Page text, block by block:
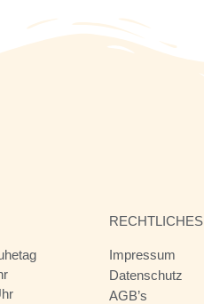
RECHTLICHES
Impressum
Datenschutz
AGB’s